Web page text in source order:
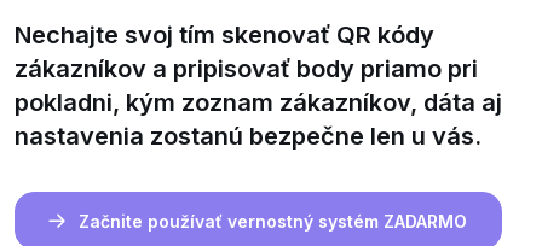
Nechajte svoj tím skenovať QR kódy
zákazníkov a pripisovať body priamo pri
pokladni, kým zoznam zákazníkov, dáta aj
nastavenia zostanú bezpečne len u vás.
Začnite používať vernostný systém ZADARMO